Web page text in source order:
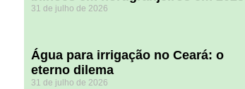
31 de julho de 2026
Água para irrigação no Ceará: o
eterno dilema
31 de julho de 2026